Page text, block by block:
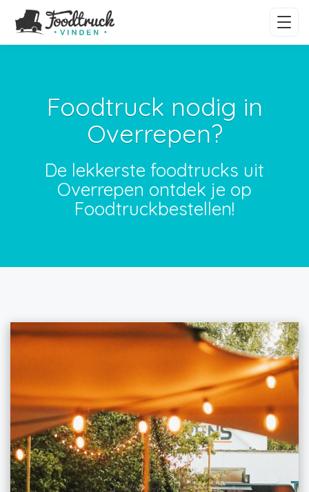
Foodtruck nodig in
Overrepen?
De lekkerste foodtrucks uit
Overrepen ontdek je op
Foodtruckbestellen!